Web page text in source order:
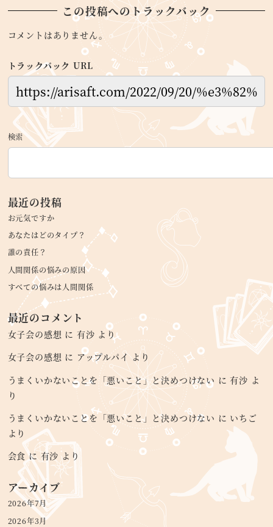
この投稿へのトラックバック
コメントはありません。
トラックバック URL
検索
最近の投稿
お元気ですか
あなたはどのタイプ？
誰の責任？
人間関係の悩みの原因
すべての悩みは人間関係
最近のコメント
女子会の感想 に 有沙 より
女子会の感想 に アップルパイ より
うまくいかないことを「悪いこと」と決めつけない に有沙 よ
り
うまくいかないことを「悪いこと」と決めつけない に いちご
より
会食に有沙 より
アーカイブ
2026年7月
2026年3月